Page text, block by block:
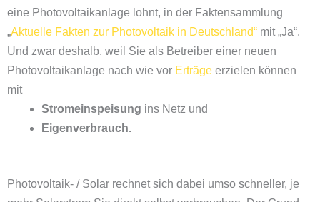
eine Photovoltaikanlage lohnt, in der Faktensammlung
„Aktuelle Fakten zur Photovoltaik in Deutschland“ mit „Ja“.
Und zwar deshalb, weil Sie als Betreiber einer neuen
Photovoltaikanlage nach wie vor Erträge erzielen können
mit
Stromeinspeisung ins Netz und
Eigenverbrauch.
Photovoltaik- / Solar rechnet sich dabei umso schneller, je